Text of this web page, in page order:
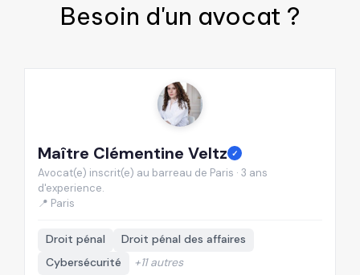
Besoin d'un avocat ?
Maître Clémentine Veltz ✓
Avocat(e) inscrit(e) au barreau de Paris · 3 ans
d'experience.
📍 Paris
Droit pénal
Droit pénal des affaires
Cybersécurité
+11 autres